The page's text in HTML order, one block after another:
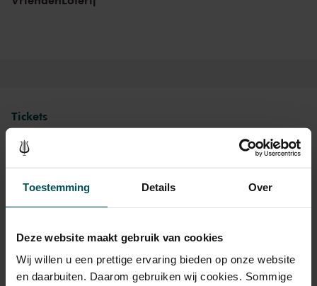
Toestemming Details Over
Deze website maakt gebruik van cookies
Wij willen u een prettige ervaring bieden op onze website
en daarbuiten. Daarom gebruiken wij cookies. Sommige
Tickets
Category 1 Category 2 Category 3
Standaard
CJP €46.00 €30.40 €22.40